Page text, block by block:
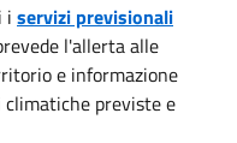
i servizi previsionali
l'allerta alle
e informazione
climatiche previste e